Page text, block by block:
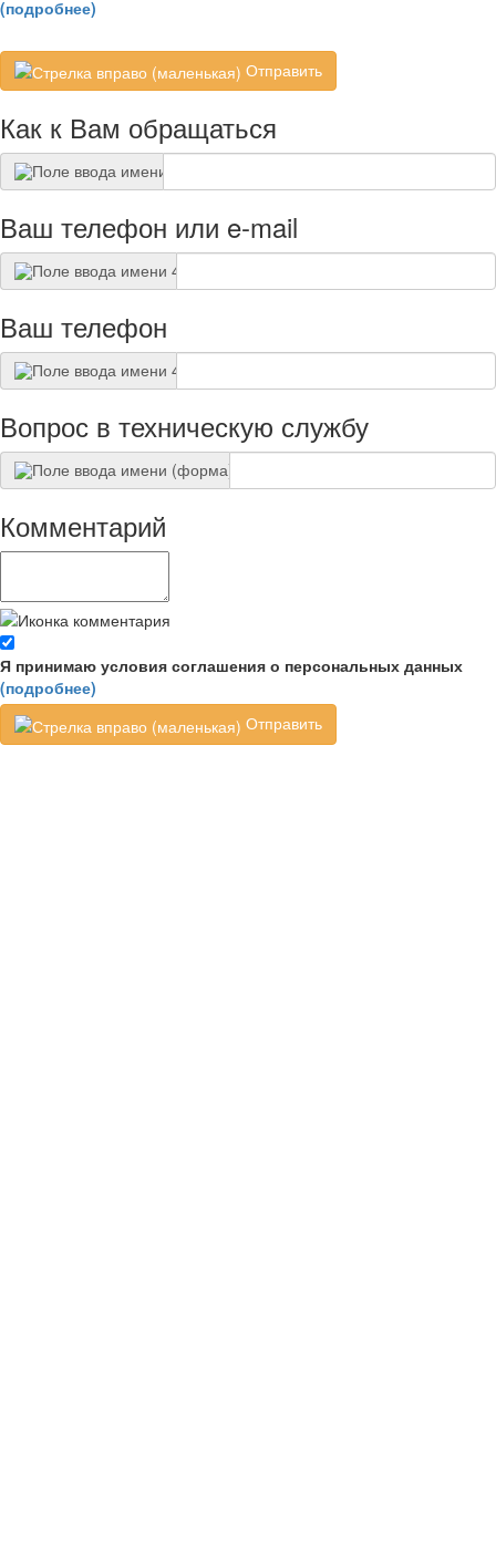
(подробнее)
Отправить
Как к Вам обращаться
Ваш телефон или e-mail
Ваш телефон
Вопрос в техническую службу
Комментарий
Я принимаю условия соглашения о персональных данных
(подробнее)
Отправить